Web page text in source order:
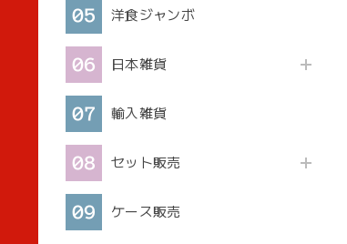
洋食ジャンボ
日本雑貨
輸入雑貨
セット販売
ケース販売